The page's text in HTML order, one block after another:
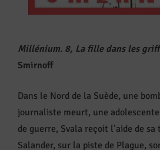
Millénium. 8, La fille dans les
Smirnoff
Dans le Nord de la Suède, une
journaliste meurt, une
de guerre, Svala reçoit l’aide de
Salander, sur la piste de Plague,